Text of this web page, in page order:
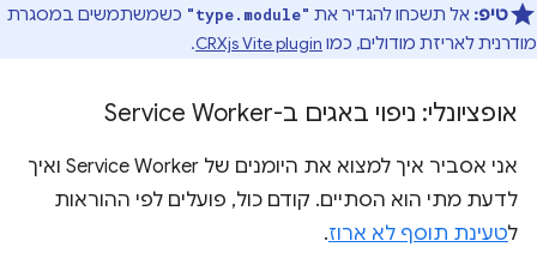
טיפ: אל תשכחו להגדיר את "type.module" כשמשתמשים במסגרת
מודרנית לאריזת מודולים, כמו CRXjs Vite plugin
.
אופציונלי: ניפוי באגים ב-Service Worker
אני אסביר איך למצוא את היומנים של Service Worker ואיך
לדעת מתי הוא הסתיים. קודם כול, פועלים לפי ההוראות
לטעינת תוסף לא ארוז.